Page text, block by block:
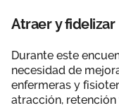
Atraer y fidelizar
Durante este
necesidad de
enfermeras y
atracción,